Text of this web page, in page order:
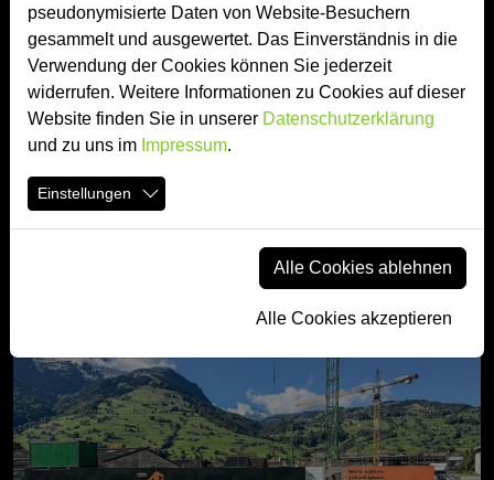
pseudonymisierte Daten von Website-Besuchern
gesammelt und ausgewertet. Das Einverständnis in die
Verwendung der Cookies können Sie jederzeit
widerrufen. Weitere Informationen zu Cookies auf dieser
Website finden Sie in unserer Datenschutzerklärung
und zu uns im Impressum.
Einstellungen
Alle Cookies ablehnen
Alle Cookies akzeptieren